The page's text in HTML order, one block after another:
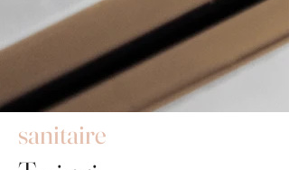
sanitaire